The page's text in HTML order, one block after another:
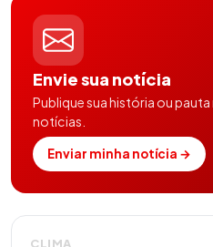
Envie sua notícia
Publique sua história ou
notícias.
Enviar minha notícia →
CLIMA